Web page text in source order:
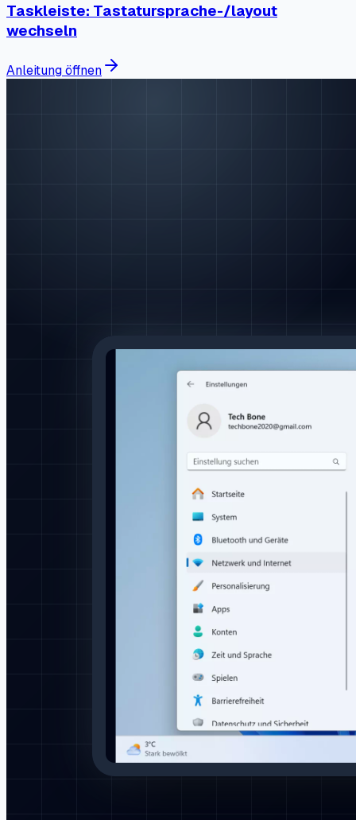
Taskleiste: Tastatursprache-/layout
wechseln
Anleitung öffnen